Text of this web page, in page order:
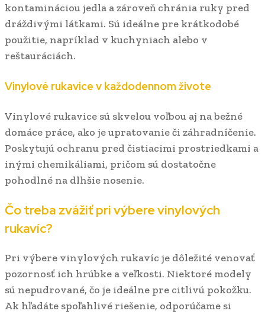
kontamináciou jedla a zároveň chránia ruky pred
dráždivými látkami. Sú ideálne pre krátkodobé
použitie, napríklad v kuchyniach alebo v
reštauráciách.
Vinylové rukavice v každodennom živote
Vinylové rukavice sú skvelou voľbou aj na bežné
domáce práce, ako je upratovanie či záhradníčenie.
Poskytujú ochranu pred čistiacimi prostriedkami a
inými chemikáliami, pričom sú dostatočne
pohodlné na dlhšie nosenie.
Čo treba zvážiť pri výbere vinylových
rukavíc?
Pri výbere vinylových rukavíc je dôležité venovať
pozornosť ich hrúbke a veľkosti. Niektoré modely
sú nepudrované, čo je ideálne pre citlivú pokožku.
Ak hľadáte spoľahlivé riešenie, odporúčame si